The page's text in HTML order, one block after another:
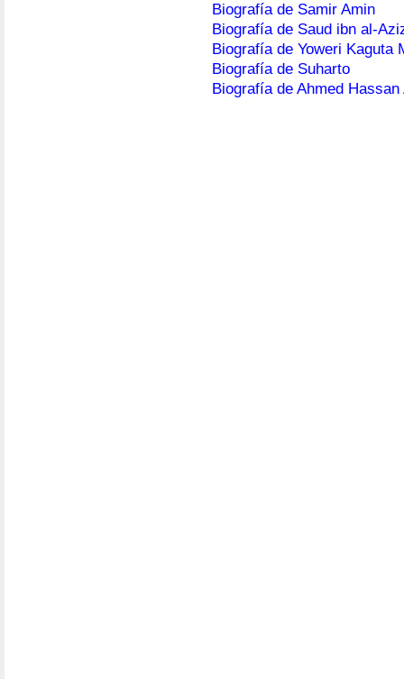
Biografía de Samir Amin
Biografía de Saud ibn al-
Biografía de Yoweri Kaguta
Biografía de Suharto
Biografía de Ahmed